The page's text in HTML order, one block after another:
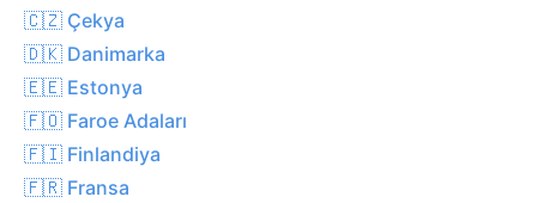
🇨🇿 Çekya
🇩🇰 Danimarka
🇪🇪 Estonya
🇫🇴 Faroe Adaları
🇫🇮 Finlandiya
🇫🇷 Fransa